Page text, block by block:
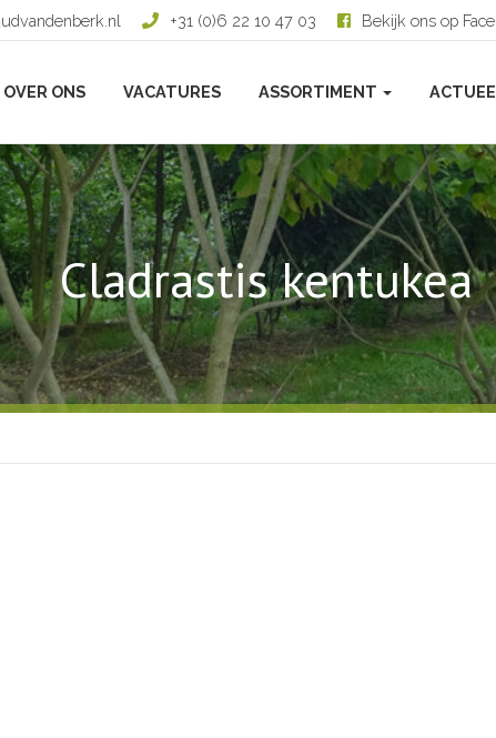
+31 (0)6 22 10 47 03 Bekijk ons op
OVER ONS VACATURES ASSORTIMENT
Cladrastis kentukea